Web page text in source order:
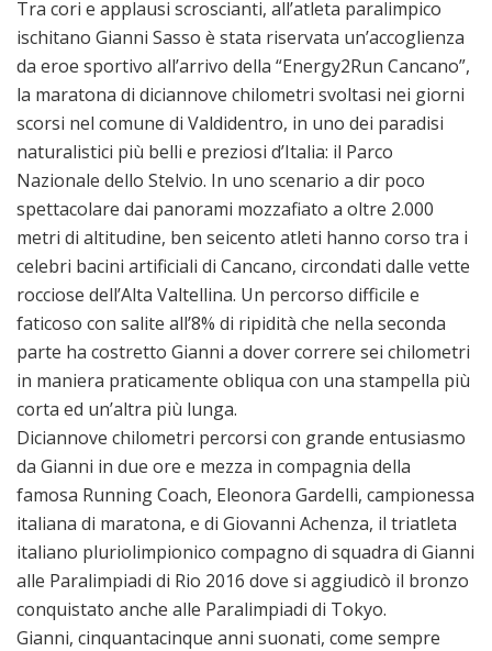
Tra cori e applausi scroscianti, all’atleta paralimpico
ischitano Gianni Sasso è stata riservata un’accoglienza
da eroe sportivo all’arrivo della “Energy2Run Cancano”,
la maratona di diciannove chilometri svoltasi nei giorni
scorsi nel comune di Valdidentro, in uno dei paradisi
naturalistici più belli e preziosi d’Italia: il Parco
Nazionale dello Stelvio. In uno scenario a dir poco
spettacolare dai panorami mozzafiato a oltre 2.000
metri di altitudine, ben seicento atleti hanno corso tra i
celebri bacini artificiali di Cancano, circondati dalle vette
rocciose dell’Alta Valtellina. Un percorso difficile e
faticoso con salite all’8% di ripidità che nella seconda
parte ha costretto Gianni a dover correre sei chilometri
in maniera praticamente obliqua con una stampella più
corta ed un’altra più lunga.
Diciannove chilometri percorsi con grande entusiasmo
da Gianni in due ore e mezza in compagnia della
famosa Running Coach, Eleonora Gardelli, campionessa
italiana di maratona, e di Giovanni Achenza, il triatleta
italiano pluriolimpionico compagno di squadra di Gianni
alle Paralimpiadi di Rio 2016 dove si aggiudicò il bronzo
conquistato anche alle Paralimpiadi di Tokyo.
Gianni, cinquantacinque anni suonati, come sempre